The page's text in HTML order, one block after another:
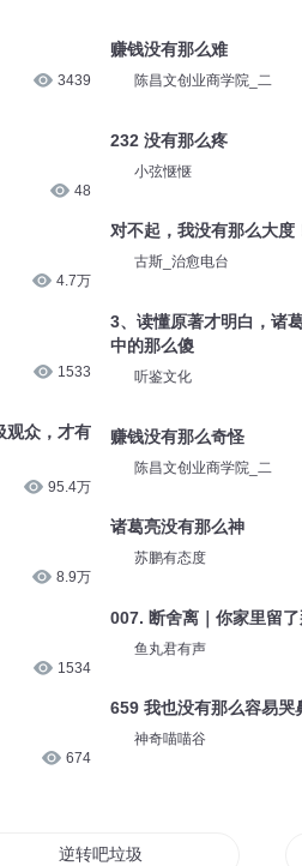
3439
48
4.7万
1533
观众，才有
95.4万
8.9万
1534
674
赚钱没有那么难
陈昌文创业商学院_二
232 没有那么疼
小弦惬惬
对不起，我没有那么大度
古斯_治愈电台
3、读懂原著才明白，诸
中的那么傻
听鉴文化
赚钱没有那么奇怪
陈昌文创业商学院_二
诸葛亮没有那么神
苏鹏有态度
007. 断舍离｜你家里留
鱼丸君有声
659 我也没有那么容易哭
神奇喵喵谷
逆转吧垃圾